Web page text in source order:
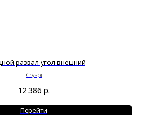
развал угол внешний
Cryspi
12 386 р.
Перейти